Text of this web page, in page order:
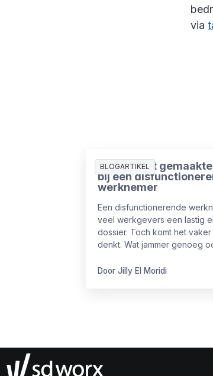
via
BLOGARTIKEL
De 3 meest
bij een
werknemer
Een disfunctionerende
veel werkgevers een lastig
dossier. Toch komt het
denkt. Wat jammer genoeg
worden gemaakt in de
Door Jilly El Moridi